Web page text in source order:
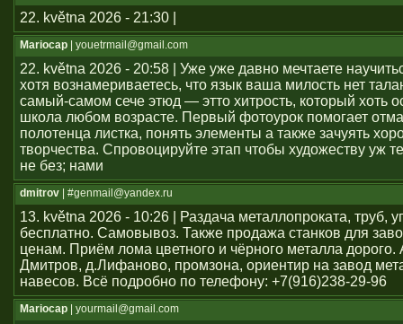
22. května 2026 - 21:30 |
Mariocap | youеtrmail@gmail.com
22. května 2026 - 20:58 | Уже уже давно мечтаете
хотя вознамериваетесь, что язык ваша милость нет
самый-самом сече этюд — этто хитрость, который хоть
школа любом возрасте. Первый фотоурок помогает
полотенца листка, понять элементы а также зачуять
творчества. Спровоцируйте этап чтобы художеству уж
не без; нами
dmitrov | #genmail@yandex.ru
13. května 2026 - 10:26 | Раздача металлопроката, труб,
бесплатно. Самовывоз. Также продажа станков для
ценам. Приём лома цветного и чёрного металла дорого.
Дмитров, д.Лифаново, промзона, ориентир на завод
навесов. Всё подробно по телефону: +7(916)238-29-96
Mariocap | yourmail@gmail.com